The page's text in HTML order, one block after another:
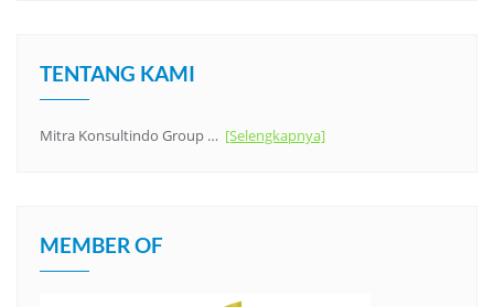
TENTANG KAMI
Mitra Konsultindo Group … [Selengkapnya]
MEMBER OF